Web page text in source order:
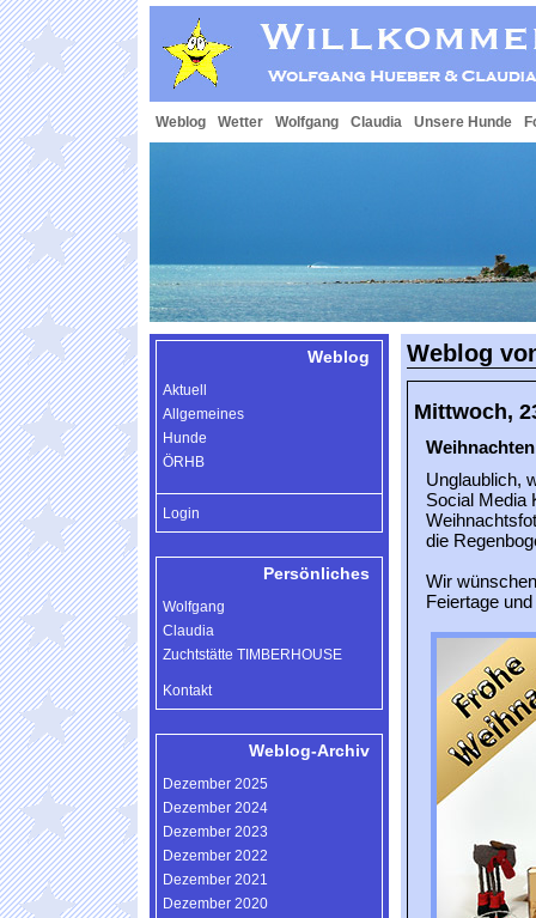
Weblog Wetter Wolfgang Claudia Unsere Hunde
Weblog
Mittwoch,
Unglaublich,
Social Media
die
Wir
Feiertage
Weblog
Aktuell
Allgemeines
Hunde
ÖRHB
Login
Persönliches
Wolfgang
Claudia
Zuchtstätte TIMBERHOUSE
Kontakt
Weblog-Archiv
Dezember 2025
Dezember 2024
Dezember 2023
Dezember 2022
Dezember 2021
Dezember 2020